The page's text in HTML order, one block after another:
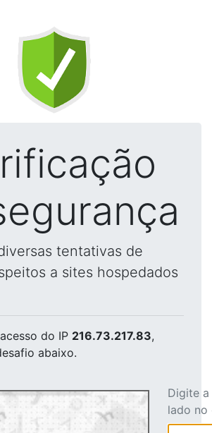
tentativas de
a sites hospedados
do IP 216.73.217.83,
abaixo.
Digite
lado no